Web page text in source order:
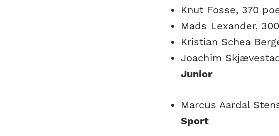
Knut Fosse, 370
Mads Lexander,
Kristian Schea
Joachim
Junior
Marcus Aardal
Sport